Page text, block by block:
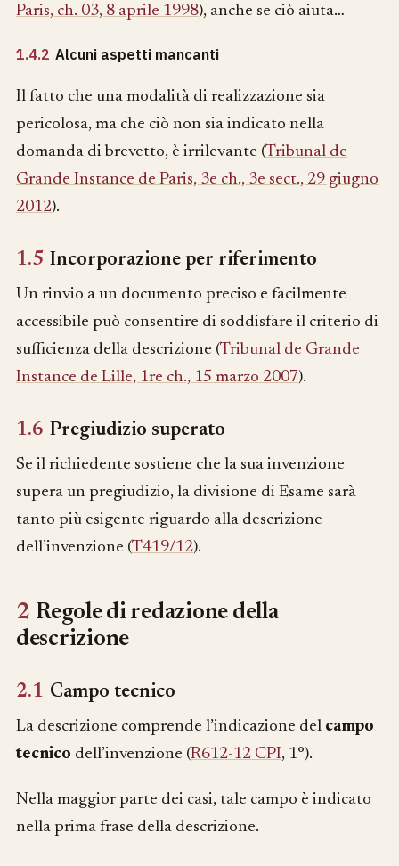
Paris, ch. 03, 8 aprile 1998), anche se ciò aiuta…
1.4.2 Alcuni aspetti mancanti
Il fatto che una modalità di realizzazione sia
pericolosa, ma che ciò non sia indicato nella
domanda di brevetto, è irrilevante (Tribunal de
Grande Instance de Paris, 3e ch., 3e sect., 29 giugno
2012).
1.5 Incorporazione per riferimento
Un rinvio a un documento preciso e facilmente
accessibile può consentire di soddisfare il criterio di
sufficienza della descrizione (Tribunal de Grande
Instance de Lille, 1re ch., 15 marzo 2007).
1.6 Pregiudizio superato
Se il richiedente sostiene che la sua invenzione
supera un pregiudizio, la divisione di Esame sarà
tanto più esigente riguardo alla descrizione
dell’invenzione (T419/12).
2 Regole di redazione della
descrizione
2.1 Campo tecnico
La descrizione comprende l’indicazione del campo
tecnico dell’invenzione (R612-12 CPI, 1°).
Nella maggior parte dei casi, tale campo è indicato
nella prima frase della descrizione.